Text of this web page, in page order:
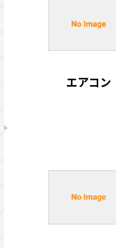
エアコン